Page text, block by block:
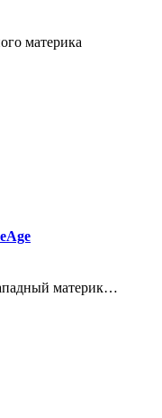
материка
материк…